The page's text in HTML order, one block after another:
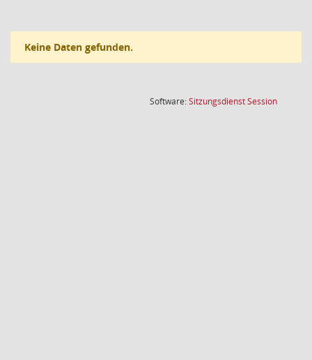
Keine Daten gefunden.
Software:SitzungsdienstSession(Wird in